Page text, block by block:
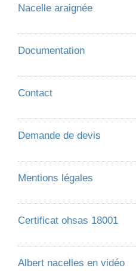
Nacelle araignée
Documentation
Contact
Demande de devis
Mentions légales
Certificat ohsas 18001
Albert nacelles en vidéo